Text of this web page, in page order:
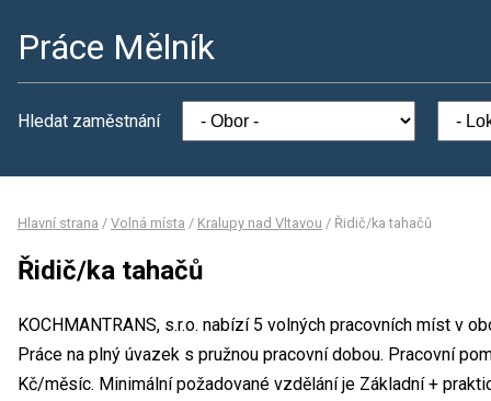
Práce Mělník
Hledat zaměstnání
Hlavní strana / Volná místa / Kralupy nad Vltavou / Řidič/ka tahačů
Řidič/ka tahačů
KOCHMANTRANS, s.r.o. nabízí 5 volných pracovních míst v
Práce na plný úvazek s pružnou pracovní dobou. Pracovní
Kč/měsíc. Minimální požadované vzdělání je Základní +